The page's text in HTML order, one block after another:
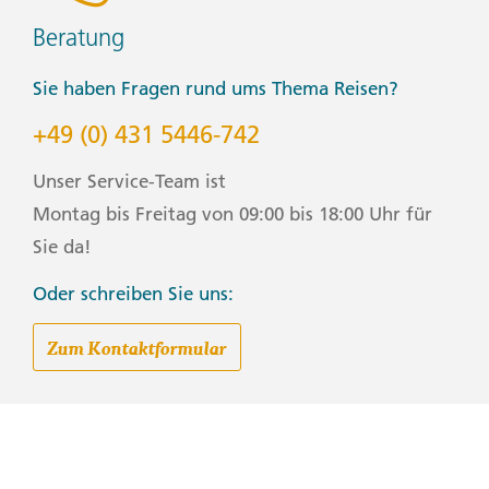
Optional Activities
- Besuch im Guggenheim-Museum (15EUR pro Person)
- Besichtigung im Dogenpalast (Palazzo Ducale) (17EUR
- Panorama Campanile di San Marco (8EUR pro Person)
- Gondelbahnfahrt (80EUR pro Gruppe)
Piazza San Marco
(Gratis)
Portovenere
- Visit Portovenere
Beratung
Sie haben Fragen rund ums Thema Reisen?
+49 (0) 431 5446-742
Unser Service-Team ist
Montag bis Freitag von 09:00 bis 18:00 Uhr für
Sie da!
Oder schreiben Sie uns:
Zum Kontaktformular